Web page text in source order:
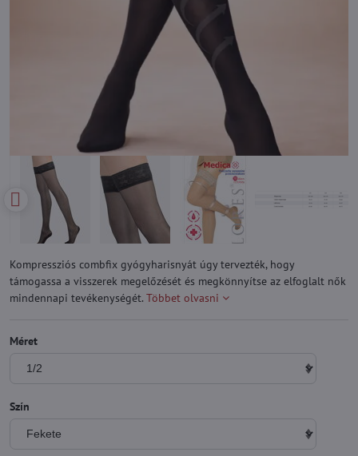
Kompressziós combfix gyógyharisnyát úgy tervezték, hogy
támogassa a visszerek megelőzését és megkönnyítse az elfoglalt nők
mindennapi tevékenységét. Többet olvasni
Méret
Szín